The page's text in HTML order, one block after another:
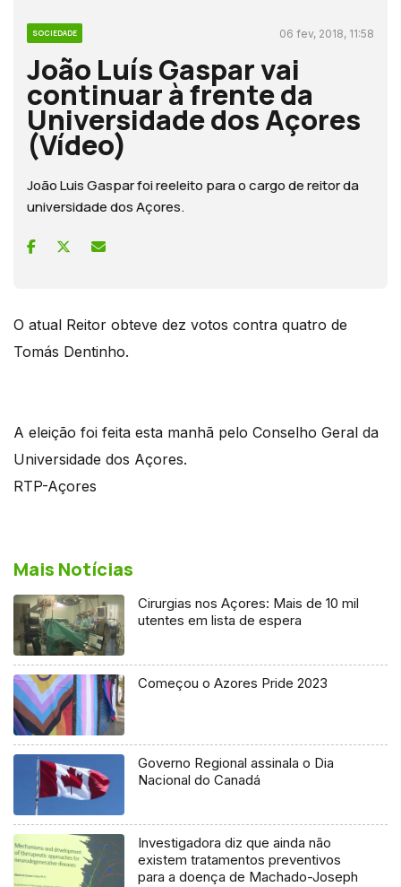
SOCIEDADE 06 fev, 2018, 11:58
João Luís Gaspar vai
continuar à frente da
Universidade dos Açores
(Vídeo)
João Luis Gaspar foi reeleito para o cargo de reitor da
universidade dos Açores.
O atual Reitor obteve dez votos contra quatro de
Tomás Dentinho.
A eleição foi feita esta manhã pelo Conselho Geral da
Universidade dos Açores.
RTP-Açores
Mais Notícias
Cirurgias nos Açores: Mais de 10 mil
utentes em lista de espera
Começou o Azores Pride 2023
Governo Regional assinala o Dia
Nacional do Canadá
Investigadora diz que ainda não
existem tratamentos preventivos
para a doença de Machado-Joseph